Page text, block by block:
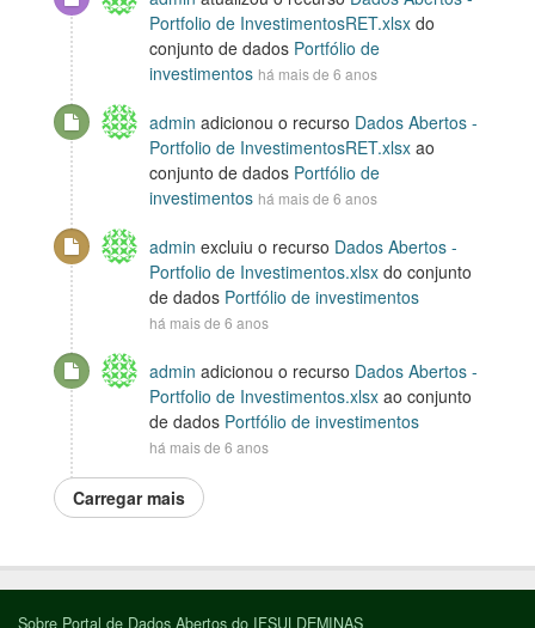
Portfolio de InvestimentosRET.xlsx do
conjunto de dados Portfólio de
investimentos há mais de 6 anos
admin adicionou o recurso Dados Abertos -
Portfolio de InvestimentosRET.xlsx ao
conjunto de dados Portfólio de
investimentos há mais de 6 anos
admin excluiu o recurso Dados Abertos -
Portfolio de Investimentos.xlsx do conjunto
de dados Portfólio de investimentos
há mais de 6 anos
admin adicionou o recurso Dados Abertos -
Portfolio de Investimentos.xlsx ao conjunto
de dados Portfólio de investimentos
há mais de 6 anos
Carregar mais
Sobre Portal de Dados Abertos do IFSULDEMINAS